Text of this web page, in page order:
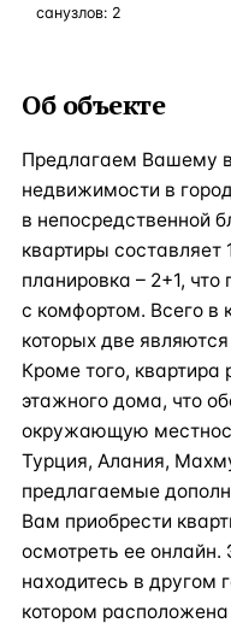
санузлов: 2
Об объекте
Предлагаем Вашему
недвижимости в
в непосредственной
квартиры составляет
планировка – 2+1,
с комфортом. Всего в
которых две
Кроме того,
этажного дома, что
окружающую
Турция, Алания,
предлагаемые
Вам приобрести
осмотреть ее онлайн.
находитесь в другом
котором